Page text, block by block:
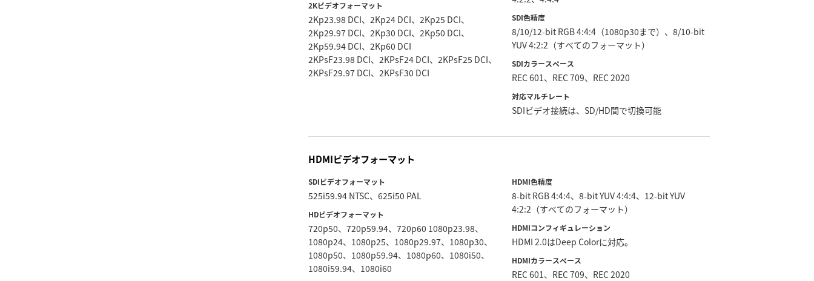
2Kビデオフォーマット
2Kp23.98 DCI、2Kp24 DCI、2Kp25 DCI、
2Kp29.97 DCI、2Kp30 DCI、2Kp50 DCI、
2Kp59.94 DCI、2Kp60 DCI
2KPsF23.98 DCI、2KPsF24 DCI、2KPsF25 DCI、
2KPsF29.97 DCI、2KPsF30 DCI
SDI色精度
8/10/12-bit RGB 4:4:4（1080p30まで）、8/10-bit
YUV 4:2:2（すべてのフォーマット）
SDIカラースペース
REC 601、REC 709、REC 2020
対応マルチレート
SDIビデオ接続は、SD/HD間で切換可能
HDMIビデオフォーマット
SDIビデオフォーマット
525i59.94 NTSC、625i50 PAL
HDビデオフォーマット
720p50、720p59.94、720p60 1080p23.98、
1080p24、1080p25、1080p29.97、1080p30、
1080p50、1080p59.94、1080p60、1080i50、
1080i59.94、1080i60
HDMI色精度
8-bit RGB 4:4:4、8-bit YUV 4:4:4、12-bit YUV
4:2:2（すべてのフォーマット）
HDMIコンフィギュレーション
HDMI 2.0はDeep Colorに対応。
HDMIカラースペース
REC 601、REC 709、REC 2020